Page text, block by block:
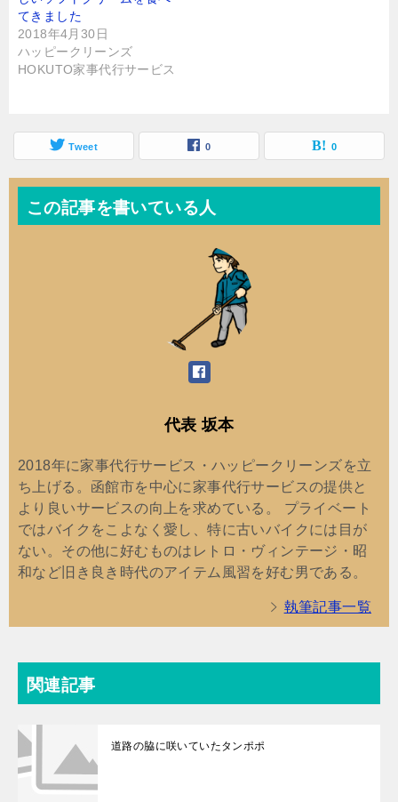
てきました
2018年4月30日
ハッピークリーンズ
HOKUTO家事代行サービス
Tweet 0 0
この記事を書いている人
代表 坂本
2018年に家事代行サービス・ハッピークリーンズを立
ち上げる。函館市を中心に家事代行サービスの提供と
より良いサービスの向上を求めている。 プライベート
ではバイクをこよなく愛し、特に古いバイクには目が
ない。その他に好むものはレトロ・ヴィンテージ・昭
和など旧き良き時代のアイテム風習を好む男である。
執筆記事一覧
関連記事
道路の脇に咲いていたタンポポ